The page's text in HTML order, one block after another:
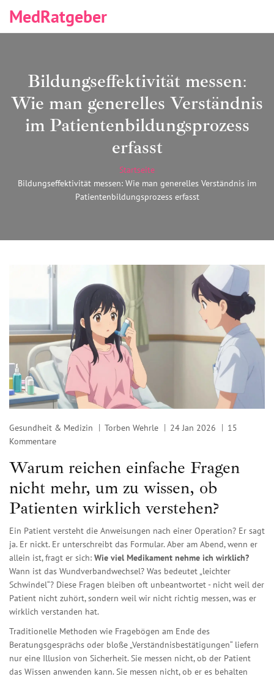
MedRatgeber
Bildungseffektivität messen:
Wie man generelles Verständnis
im Patientenbildungsprozess
erfasst
Startseite
Bildungseffektivität messen: Wie man generelles Verständnis im
Patientenbildungsprozess erfasst
Gesundheit & Medizin Torben Wehrle 24 Jan 2026
15
Kommentare
Warum reichen einfache Fragen
nicht mehr, um zu wissen, ob
Patienten wirklich verstehen?
Ein Patient versteht die Anweisungen nach einer Operation? Er sagt
ja. Er nickt. Er unterschreibt das Formular. Aber am Abend, wenn er
allein ist, fragt er sich: Wie viel Medikament nehme ich wirklich?
Wann ist das Wundverbandwechsel? Was bedeutet „leichter
Schwindel“? Diese Fragen bleiben oft unbeantwortet - nicht weil der
Patient nicht zuhört, sondern weil wir nicht richtig messen, was er
wirklich verstanden hat.
Traditionelle Methoden wie Fragebögen am Ende des
Beratungsgesprächs oder bloße „Verständnisbestätigungen“ liefern
nur eine Illusion von Sicherheit. Sie messen nicht, ob der Patient
das Wissen anwenden kann. Sie messen nicht, ob er es behalten